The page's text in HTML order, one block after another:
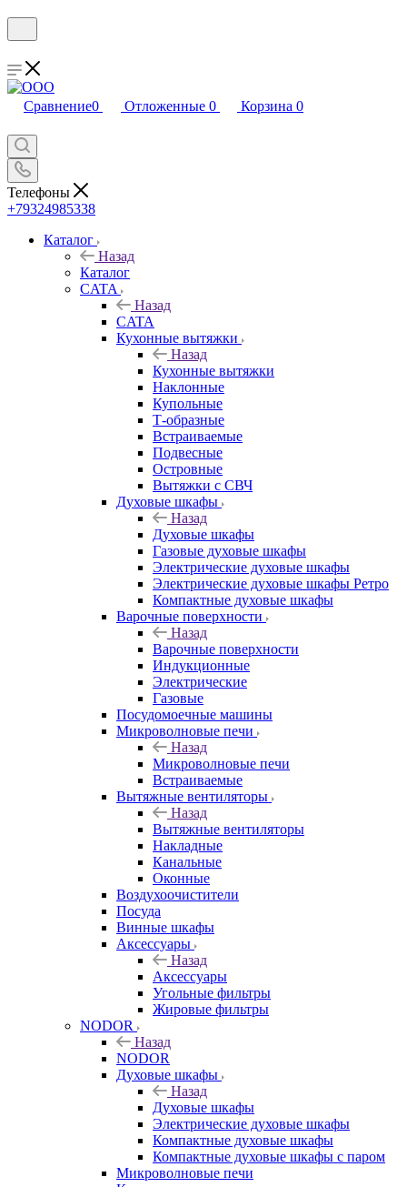
Сравнение0 Отложенные 0 Корзина 0
Телефоны
+79324985338
Каталог
Назад
Каталог
CATA
Назад
CATA
Кухонные вытяжки
Назад
Кухонные вытяжки
Наклонные
Купольные
Т-образные
Встраиваемые
Подвесные
Островные
Вытяжки с СВЧ
Духовые шкафы
Назад
Духовые шкафы
Газовые духовые шкафы
Электрические духовые шкафы
Электрические духовые шкафы Ретро
Компактные духовые шкафы
Варочные поверхности
Назад
Варочные поверхности
Индукционные
Электрические
Газовые
Посудомоечные машины
Микроволновые печи
Назад
Микроволновые печи
Встраиваемые
Вытяжные вентиляторы
Назад
Вытяжные вентиляторы
Накладные
Канальные
Оконные
Воздухоочистители
Посуда
Винные шкафы
Аксессуары
Назад
Аксессуары
Угольные фильтры
Жировые фильтры
NODOR
Назад
NODOR
Духовые шкафы
Назад
Духовые шкафы
Электрические духовые шкафы
Компактные духовые шкафы
Компактные духовые шкафы с паром
Микроволновые печи